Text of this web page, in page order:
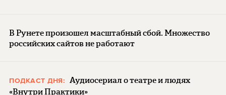
В Рунете произошел масштабный сбой. Множество
российских сайтов не работают
ПОДКАСТ ДНЯ: Аудиосериал о театре и людях
«Внутри Практики»